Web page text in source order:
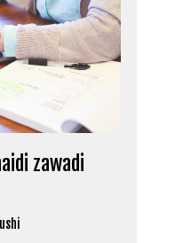
zawadi